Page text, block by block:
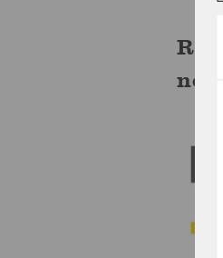
ner